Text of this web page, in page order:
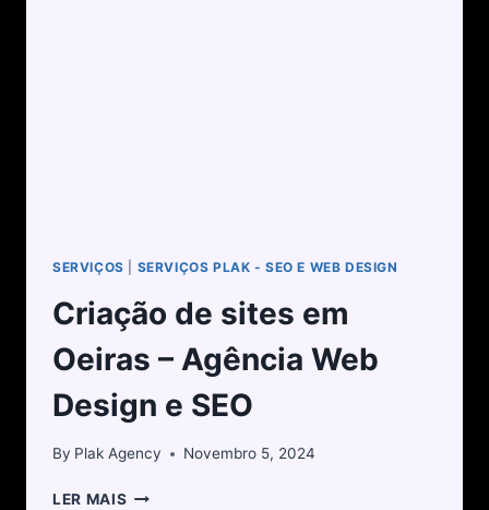
SERVIÇOS SERVIÇOS PLAK - SEO E WEB DESIGN
Criação de sites em
Oeiras – Agência Web
Design e SEO
By Plak Agency Novembro 5, 2024
LER MAIS